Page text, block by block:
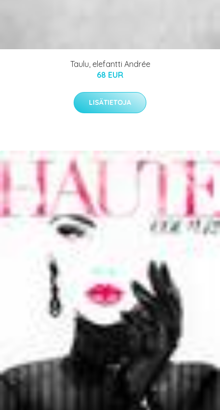
Taulu, elefantti Andrée
68 EUR
LISÄTIETOJA